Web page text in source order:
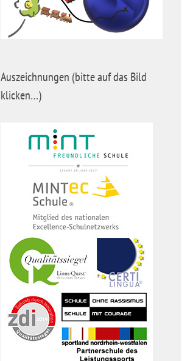
Auszeichnungen (bitte auf das Bild
klicken…)